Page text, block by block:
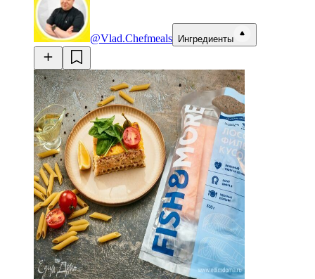
@Vlad.Chefmeals Ингредиенты